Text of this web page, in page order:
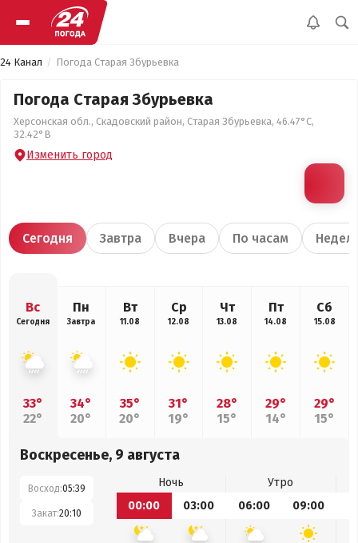
24 Канал Погода Старая Збурьевка
Погода Старая Збурьевка
Херсонская обл., Скадовский район, Старая Збурьевка, 46.47°С,
32.42°В
Изменить город
Сегодня Завтра Вчера По часам
Вс
Сегодня
33°
22°
Пн
Завтра
34°
20°
Вт
11.08
35°
20°
Ср
12.08
31°
19°
Чт
13.08
28°
15°
Пт
14.08
29°
14°
Сб
15.08
29°
15°
Воскресенье, 9 августа
Восход:05:39
Закат:20:10
Ночь
Утро
00:00
03:00 06:00 09:00